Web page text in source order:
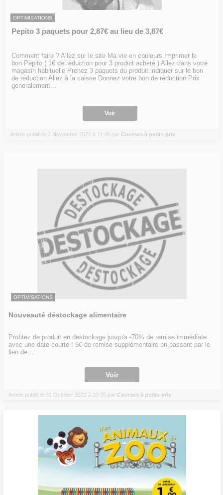
OPTIMISATIONS
Pepito 3 paquets pour 2,87€ au lieu de 3,87€
Comment faire ? Allez sur le site Ma vie en couleurs Imprimer le
bon Pepito ( 1€ de reduction pour 3 produit acheté ) Allez dans votre
magasin habituelle Prenez 3 paquets du produit indiquer sur le bon
de réduction Allez à la caisse Donnez votre bon de réduction Prix
generalement...
Voir
Article publié le 2 November 2022 à 11:46 par Courses à petits prix
OPTIMISATIONS
Nouveauté déstockage alimentaire
Profitez de produit en destockage jusqu'a -70% de remise immédiate
avec une date courte ! 5€ de remise supplémentaire en passant par le
lien de...
Voir
Article publié le 31 October 2022 à 20:35 par Courses à petits prix